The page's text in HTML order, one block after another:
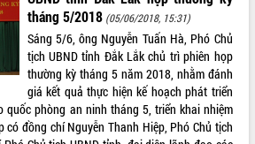
của các
vụ cơ
chung
tháng 5/2018 (05/06/2018, 15:31)
Sáng 5/6, ông Nguyễn Tuấn Hà, Phó Chủ
tịch UBND tỉnh Đắk Lắk chủ trì phiên họp
thường kỳ tháng 5 năm 2018, nhằm đánh
giá kết quả thực hiện kế hoạch phát triển
quốc phòng an ninh tháng 5, triển khai nhiệm
có đồng chí Nguyễn Thanh Hiệp, Phó Chủ tịch